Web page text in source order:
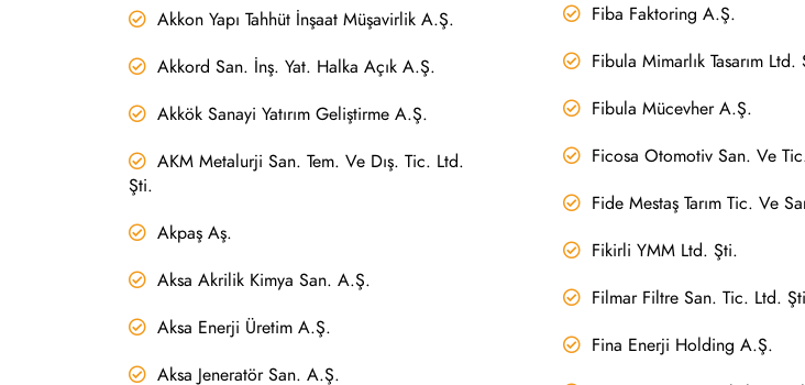
Akkon Yapı Tahhüt İnşaat Müşavirlik A.Ş.
Akkord San. İnş. Yat. Halka Açık A.Ş.
Akkök Sanayi Yatırım Geliştirme A.Ş.
AKM Metalurji San. Tem. Ve Dış. Tic. Ltd.
Şti.
Akpaş Aş.
Aksa Akrilik Kimya San. A.Ş.
Aksa Enerji Üretim A.Ş.
Aksa Jeneratör San. A.Ş.
Fiba Faktoring A.Ş.
Fibula Mimarlık Tasarım Ltd.
Fibula Mücevher A.Ş.
Ficosa Otomotiv San. Ve
Fide Mestaş Tarım Tic. Ve
Fikirli YMM Ltd. Şti.
Filmar Filtre San. Tic. Ltd.
Fina Enerji Holding A.Ş.